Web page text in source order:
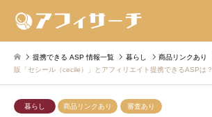
提携できる ASP 情報一覧 暮らし 商品リンクあり
販「セシール（cecile）」とアフィリエイト提携できるASPは？
暮らし 商品リンクあり 審査あり